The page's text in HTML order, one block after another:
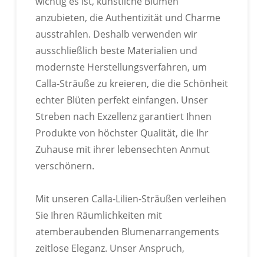
anzubieten, die Authentizität und Charme
ausstrahlen. Deshalb verwenden wir
ausschließlich beste Materialien und
modernste Herstellungsverfahren, um
Calla-Sträuße zu kreieren, die die Schönheit
echter Blüten perfekt einfangen. Unser
Streben nach Exzellenz garantiert Ihnen
Produkte von höchster Qualität, die Ihr
Zuhause mit ihrer lebensechten Anmut
verschönern.
Mit unseren Calla-Lilien-Sträußen verleihen
Sie Ihren Räumlichkeiten mit
atemberaubenden Blumenarrangements
zeitlose Eleganz. Unser Anspruch,
IN VERSCHIEDENEN FARBEN
INDIVIDUELL ANPASSBAR
Passen Sie die Farbe Ihres Produkts anhand der
Pantone-Farbkarte an.
IN VERSCHIEDENEN FORMEN